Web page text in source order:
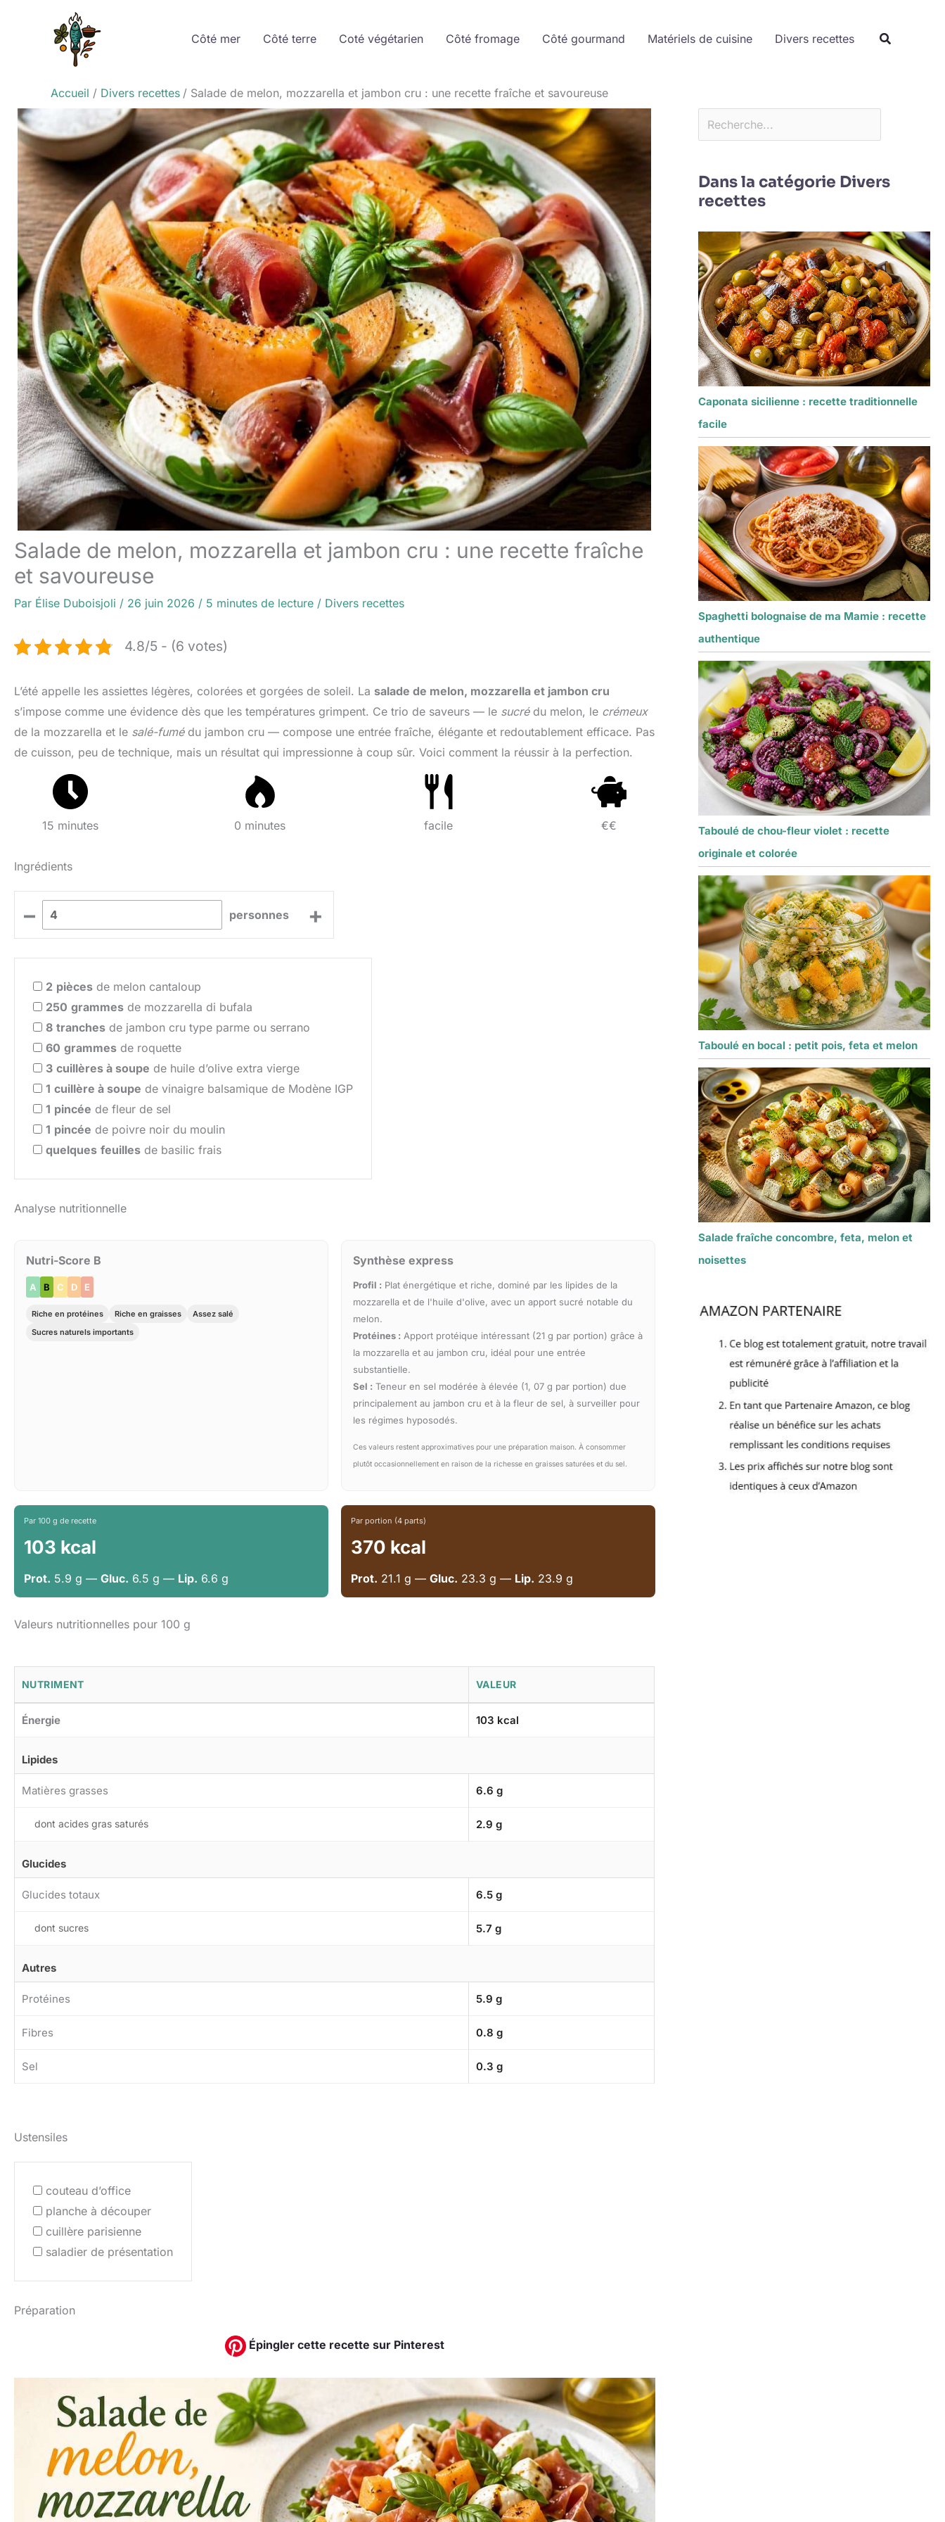
Côté mer Côté terre Coté végétarien Côté fromage Côté gourmand Matériels de cuisine Divers recettes
Accueil Divers recettes Salade de melon, mozzarella et jambon cru : une recette fraîche et savoureuse
Salade de melon, mozzarella et jambon cru : une recette fraîche
et savoureuse
Par Élise Duboisjoli / 26 juin 2026 / 5 minutes de lecture / Divers recettes
4.8/5 - (6 votes)
L’été appelle les assiettes légères, colorées et gorgées de soleil. La salade de melon, mozzarella et jambon cru
s’impose comme une évidence dès que les températures grimpent. Ce trio de saveurs — le sucrédu melon, le crémeux
de la mozzarella et le salé-fumédu jambon cru — compose une entrée fraîche, élégante et redoutablement efficace. Pas
de cuisson, peu de technique, mais un résultat qui impressionne à coup sûr. Voici comment la réussir à la perfection.
15 minutes 0 minutes facile €€
Ingrédients
– personnes +
2 pièces de melon cantaloup
250 grammes de mozzarella di bufala
8 tranches de jambon cru type parme ou serrano
60 grammes de roquette
3 cuillères à soupe de huile d’olive extra vierge
1 cuillère à soupe de vinaigre balsamique de Modène IGP
1 pincée de fleur de sel
1 pincée de poivre noir du moulin
quelques feuilles de basilic frais
Analyse nutritionnelle
Nutri-Score B
A B C D E
Riche en protéines Riche en graisses
Assez salé
Sucres naturels importants
Synthèse express
Profil : Plat énergétique et riche, dominé par les lipides de la
mozzarella et de l'huile d'olive, avec un apport sucré notable du
melon.
Protéines : Apport protéique intéressant (21 g par portion) grâce à
la mozzarella et au jambon cru, idéal pour une entrée
substantielle.
Sel : Teneur en sel modérée à élevée (1, 07 g par portion) due
principalement au jambon cru et à la fleur de sel, à surveiller pour
les régimes hyposodés.
Ces valeurs restent approximatives pour une préparation maison. À consommer
plutôt occasionnellement en raison de la richesse en graisses saturées et du sel.
Par 100 g de recette
103 kcal
Prot. 5.9 g — Gluc. 6.5 g — Lip. 6.6 g
Par portion (4 parts)
370 kcal
Prot. 21.1 g —Gluc. 23.3 g — Lip. 23.9 g
Valeurs nutritionnelles pour 100 g
NUTRIMENT VALEUR
Énergie 103 kcal
Lipides
Matières grasses 6.6 g
dont acides gras saturés 2.9 g
Glucides
Glucides totaux 6.5 g
dont sucres 5.7 g
Autres
Protéines 5.9 g
Fibres 0.8 g
Sel 0.3 g
Ustensiles
couteau d’office
planche à découper
cuillère parisienne
saladier de présentation
Préparation
Épingler cette recette sur Pinterest
Dans la catégorie Divers
recettes
Caponata sicilienne : recette traditionnelle
facile
Spaghetti bolognaise de ma Mamie : recette
authentique
Taboulé de chou-fleur violet : recette
originale et colorée
Taboulé en bocal : petit pois, feta et melon
Salade fraîche concombre, feta, melon et
noisettes